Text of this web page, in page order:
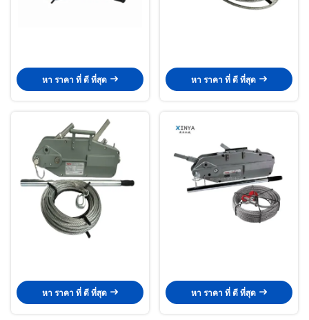
หา ราคา ที่ ดี ที่สุด หา ราคา ที่ ดี ที่สุด
หา ราคา ที่ ดี ที่สุด หา ราคา ที่ ดี ที่สุด